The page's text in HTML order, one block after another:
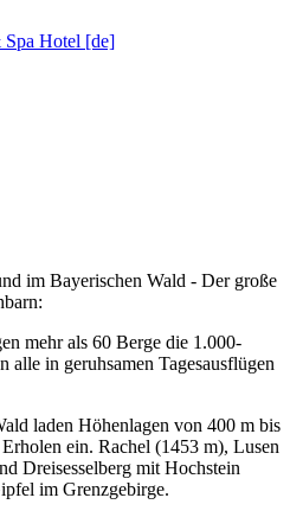
Spa Hotel [de]
im Bayerischen Wald - Der große
mehr als 60 Berge die 1.000-
alle in geruhsamen Tagesausflügen
laden Höhenlagen von 400 m bis
ein. Rachel (1453 m), Lusen
Dreisesselberg mit Hochstein
im Grenzgebirge.